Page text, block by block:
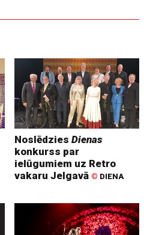
NoslēdziesDienas
konkurss par
ielūgumiem uz Retro
vakaru Jelgavā © DIENA